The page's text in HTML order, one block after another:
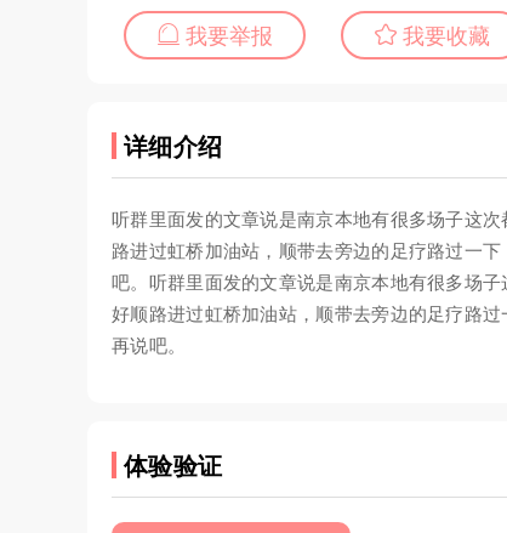
我要举报 我要收藏
详细介绍
听群里面发的文章说是南京本地有很多场子这
路进过虹桥加油站，顺带去旁边的足疗路过一
吧。听群里面发的文章说是南京本地有很多场
好顺路进过虹桥加油站，顺带去旁边的足疗路
再说吧。
体验验证